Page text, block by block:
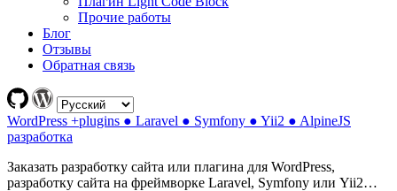
Прочие работы
Блог
Отзывы
Обратная связь
WordPress +plugins ● Laravel ● Symfony ● Yii2 ● AlpineJS
разработка
Заказать разработку сайта или плагина для WordPress,
разработку сайта на фреймворке Laravel, Symfony или Yii2…